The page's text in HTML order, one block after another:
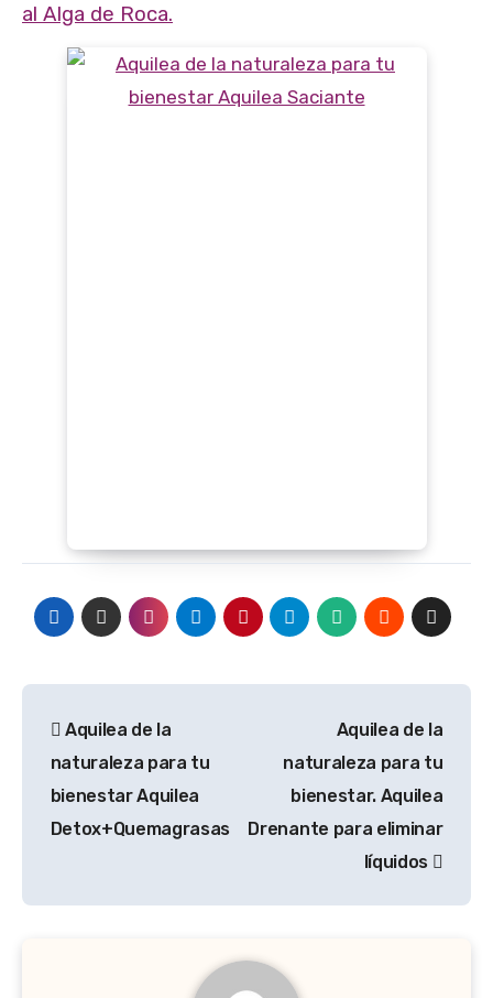
al Alga de Roca.
de
entradas
Aquilea de la
naturaleza para tu
bienestar Aquilea
Detox+Quemagrasas
Aquilea de la
naturaleza para tu
bienestar. Aquilea
Drenante para eliminar
líquidos